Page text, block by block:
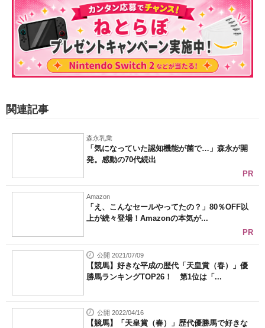
関連記事
森永乳業
「気になっていた認知機能が菌で…」森永が開
発。感動の70代続出
PR
Amazon
「え、こんなセールやってたの？」80％OFF以
上が続々登場！Amazonの本気が...
PR
公開 2021/07/09
【競馬】好きな平成の歴代「天皇賞（春）」優
勝馬ランキングTOP26！ 第1位は「...
公開 2022/04/16
【競馬】「天皇賞（春）」歴代優勝馬で好きな